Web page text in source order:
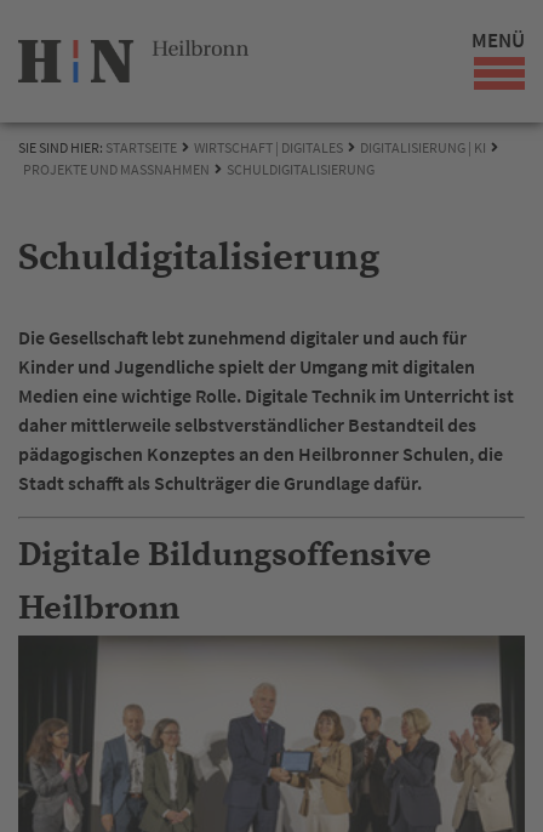
MENÜ
SIE SIND HIER: STARTSEITE WIRTSCHAFT | DIGITALES
DIGITALISIERUNG | KI
PROJEKTE UND MASSNAHMEN
SCHULDIGITALISIERUNG
Schuldigitalisierung
Die Gesellschaft lebt zunehmend digitaler und auch für
Kinder und Jugendliche spielt der Umgang mit digitalen
Medien eine wichtige Rolle. Digitale Technik im Unterricht ist
daher mittlerweile selbstverständlicher Bestandteil des
pädagogischen Konzeptes an den Heilbronner Schulen, die
Stadt schafft als Schulträger die Grundlage dafür.
Digitale Bildungsoffensive
Heilbronn